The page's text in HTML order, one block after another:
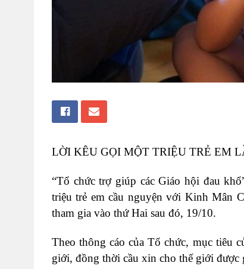
LỜI KÊU GỌI MỘT TRIỆU TRẺ EM
“Tổ chức trợ giúp các Giáo hội đau
triệu trẻ em cầu nguyện với Kinh Mân
tham gia vào thứ Hai sau đó, 19/10.
Theo thông cáo của Tổ chức, mục tiêu
giới, đồng thời cầu xin cho thế giới được